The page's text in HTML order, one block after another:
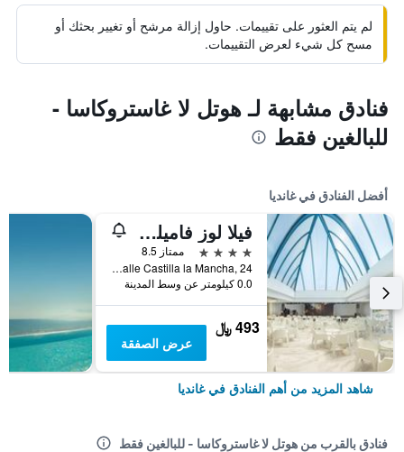
لم يتم العثور على تقييمات. حاول إزالة مرشح أو تغيير بحثك أو
مسح كل شيء لعرض التقييمات.
فنادق مشابهة لـ هوتل لا غاستروكاسا -
للبالغين فقط
أفضل الفنادق في غانديا
فيلا لوز فاميلي جورميه
4 نجوم
ممتاز 8.5
Calle Castilla la Mancha, 24, غانديا, منطقة بلنسية, أسبانيا
0.0 كيلومتر عن وسط المدينة
493 ﷼
عرض الصفقة
شاهد المزيد من أهم الفنادق في غانديا
فنادق بالقرب من هوتل لا غاستروكاسا - للبالغين فقط